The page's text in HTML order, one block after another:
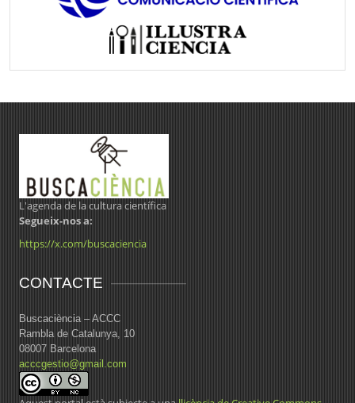
L'agenda de la cultura científica
Segueix-nos a:
https://x.com/buscaciencia
CONTACTE
Buscaciència – ACCC
Rambla de Catalunya, 10
08007 Barcelona
acccgestio@gmail.com